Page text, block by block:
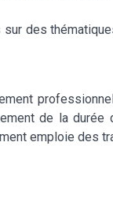
sur des
de la durée
emploie des